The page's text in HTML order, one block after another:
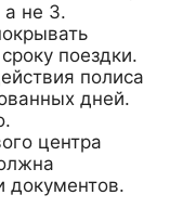
а не 3.
поездки.
полиса
дней.
центра
документов.